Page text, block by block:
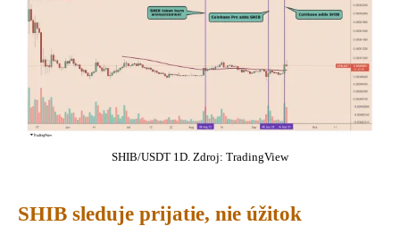
SHIB/USDT 1D. Zdroj: TradingView
SHIB sleduje prijatie, nie úžitok